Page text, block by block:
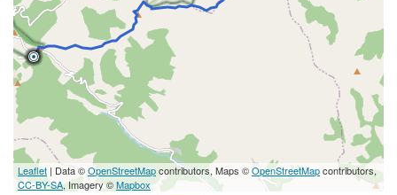
Leaflet | Data ©OpenStreetMapcontributors, Maps ©OpenStreetMapcontributors,
CC-BY-SA, Imagery ©Mapbox